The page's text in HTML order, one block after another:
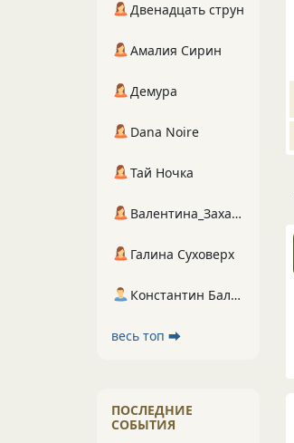
Двенадцать струн
Амалия Сирин
Демура
Dana Noire
Тай Ночка
Валентина_Захарова
Галина Суховерх
Константин Балухта
весь топ ⮕
ПОСЛЕДНИЕ
СОБЫТИЯ